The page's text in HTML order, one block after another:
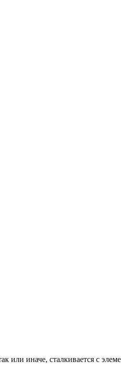
или иначе, сталкивается с